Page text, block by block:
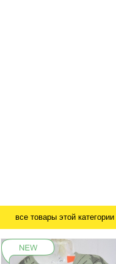
все товары этой категории